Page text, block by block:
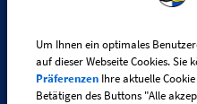
Kirchstraße 4
87773 Pleß
Um Ihnen ein optimales
auf dieser Webseite Cookies. Sie
Präferenzen Ihre aktuelle
Betätigen des Buttons "Alle